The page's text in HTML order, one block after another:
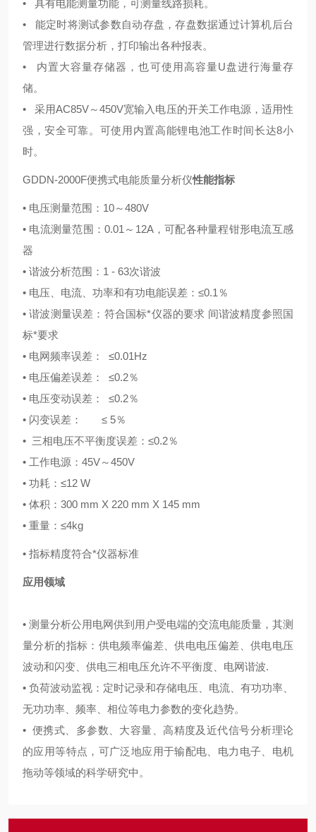
• 具有电能测量功能，可测量线路损耗。
• 能定时将测试参数自动存盘，存盘数据通过计算机后台
管理进行数据分析，打印输出各种报表。
• 内置大容量存储器，也可使用高容量U盘进行海量存
储。
• 采用AC85V～450V宽输入电压的开关工作电源，适用性
强，安全可靠。可使用内置高能锂电池工作时间长达8小
时。
GDDN-2000F便携式电能质量分析仪性能指标
• 电压测量范围：10～480V
• 电流测量范围：0.01～12A，可配各种量程钳形电流互感
器
• 谐波分析范围：1 - 63次谐波
• 电压、电流、功率和有功电能误差：≤0.1％
• 谐波测量误差：符合国标*仪器的要求 间谐波精度参照国
标*要求
• 电网频率误差： ≤0.01Hz
• 电压偏差误差： ≤0.2％
• 电压变动误差： ≤0.2％
• 闪变误差： ≤ 5％
• 三相电压不平衡度误差：≤0.2％
• 工作电源：45V～450V
• 功耗：≤12 W
• 体积：300 mm X 220 mm X 145 mm
• 重量：≤4kg
• 指标精度符合*仪器标准
应用领域
• 测量分析公用电网供到用户受电端的交流电能质量，其测
量分析的指标：供电频率偏差、供电电压偏差、供电电压
波动和闪变、供电三相电压允许不平衡度、电网谐波.
• 负荷波动监视：定时记录和存储电压、电流、有功功率、
无功功率、频率、相位等电力参数的变化趋势。
• 便携式、多参数、大容量、高精度及近代信号分析理论
的应用等特点，可广泛地应用于输配电、电力电子、电机
拖动等领域的科学研究中。